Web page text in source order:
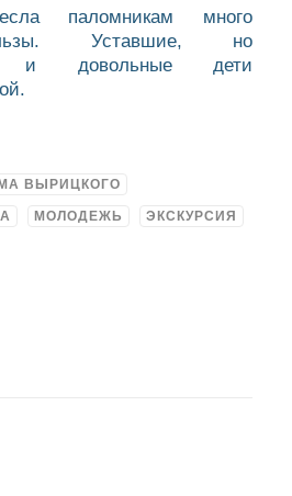
паломникам много
Уставшие, но
и довольные дети
ВЫРИЦКОГО
МОЛОДЕЖЬ ЭКСКУРСИЯ